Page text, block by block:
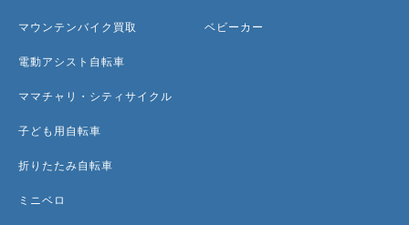
マウンテンバイク買取
電動アシスト自転車
ママチャリ・シティサイクル
子ども用自転車
折りたたみ自転車
ミニベロ
ベビーカー